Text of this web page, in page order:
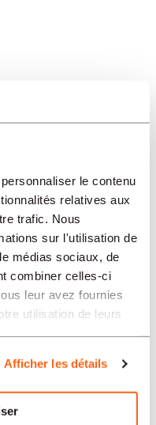
le contenu
relatives aux
trafic. Nous
sur l'utilisation de
médias sociaux, de
combiner celles-ci
leur avez fournies
utilisation de leurs
Afficher les détails
en Suisse